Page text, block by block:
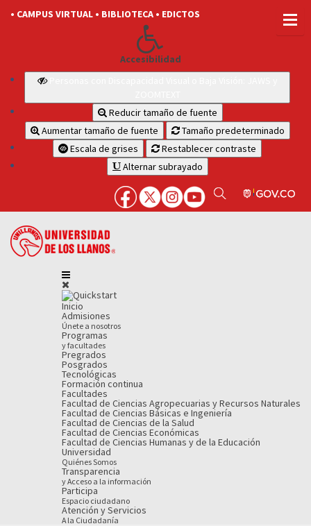
• CAMPUS VIRTUAL • BIBLIOTECA • EDICTOS
Accesibilidad
Reducir tamaño de fuente
Aumentar tamaño de fuente
Tamaño predeterminado
Escala de grises
Restablecer contraste
Alternar subrayado
Inicio
Admisiones
Únete a nosotros
Programas
y facultades
Pregrados
Posgrados
Tecnológicas
Formación continua
Facultades
Facultad de Ciencias Agropecuarias y Recursos Naturales
Facultad de Ciencias Básicas e Ingeniería
Facultad de Ciencias de la Salud
Facultad de Ciencias Económicas
Facultad de Ciencias Humanas y de la Educación
Universidad
Quiénes Somos
Transparencia
y Acceso a la información
Participa
Espacio ciudadano
Atención y Servicios
A la Ciudadanía